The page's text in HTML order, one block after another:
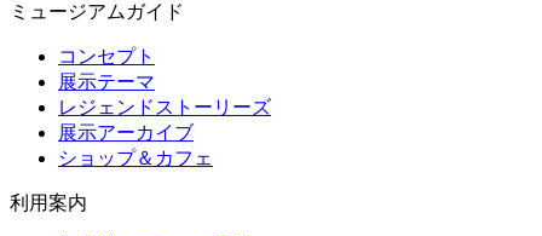
ミュージアムガイド
コンセプト
展示テーマ
レジェンドストーリーズ
展示アーカイブ
ショップ＆カフェ
利用案内